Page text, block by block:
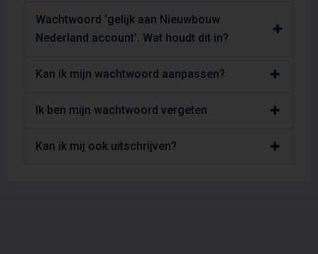
Wachtwoord ‘gelijk aan Nieuwbouw
Nederland account’. Wat houdt dit in?
Kan ik mijn wachtwoord aanpassen?
Ik ben mijn wachtwoord vergeten
Kan ik mij ook uitschrijven?